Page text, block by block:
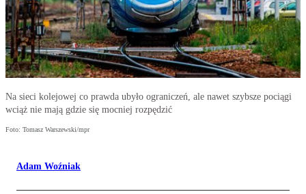
Na sieci kolejowej co prawda ubyło ograniczeń, ale nawet szybsze pociągi
wciąż nie mają gdzie się mocniej rozpędzić
Foto: Tomasz Warszewski/mpr
Adam Woźniak